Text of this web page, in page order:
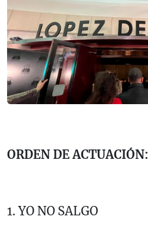
ORDEN DE ACTUACIÓN:
1. YO NO SALGO